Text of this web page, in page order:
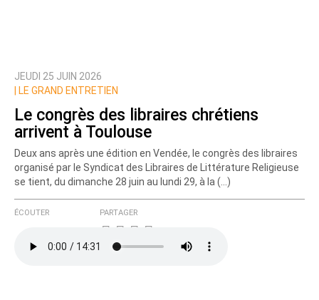
Prévenez-moi de tous les nouveaux commentaires
JEUDI 25 JUIN 2026
LE GRAND ENTRETIEN
Le congrès des libraires chrétiens
arrivent à Toulouse
Deux ans après une édition en Vendée, le congrès des libraires
organisé par le Syndicat des Libraires de Littérature Religieuse
se tient, du dimanche 28 juin au lundi 29, à la (…)
ÉCOUTER PARTAGER